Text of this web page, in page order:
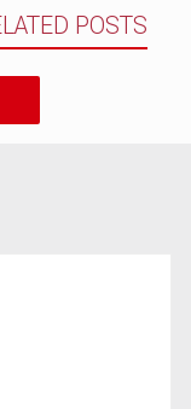
POSTS